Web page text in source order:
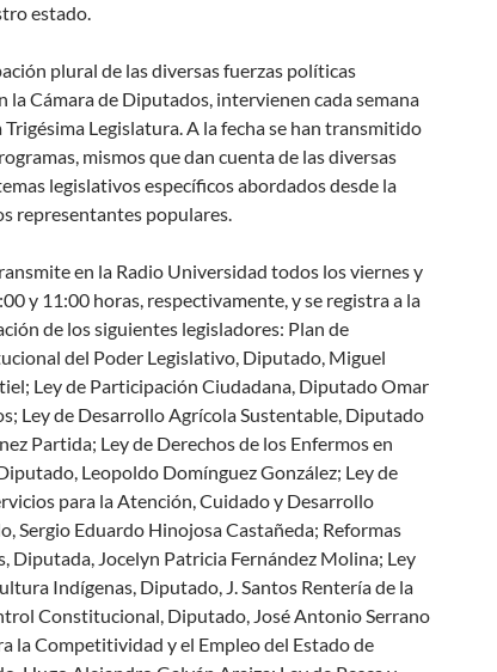
estado.
plural de las diversas fuerzas políticas
la Cámara de Diputados, intervienen cada semana
Legislatura. A la fecha se han transmitido
mismos que dan cuenta de las diversas
legislativos específicos abordados desde la
representantes populares.
en la Radio Universidad todos los viernes y
y 11:00 horas, respectivamente, y se registra a la
de los siguientes legisladores: Plan de
del Poder Legislativo, Diputado, Miguel
Ley de Participación Ciudadana, Diputado Omar
Ley de Desarrollo Agrícola Sustentable, Diputado
Partida; Ley de Derechos de los Enfermos en
Leopoldo Domínguez González; Ley de
para la Atención, Cuidado y Desarrollo
Sergio Eduardo Hinojosa Castañeda; Reformas
Diputada, Jocelyn Patricia Fernández Molina; Ley
Indígenas, Diputado, J. Santos Rentería de la
Constitucional, Diputado, José Antonio Serrano
la Competitividad y el Empleo del Estado de